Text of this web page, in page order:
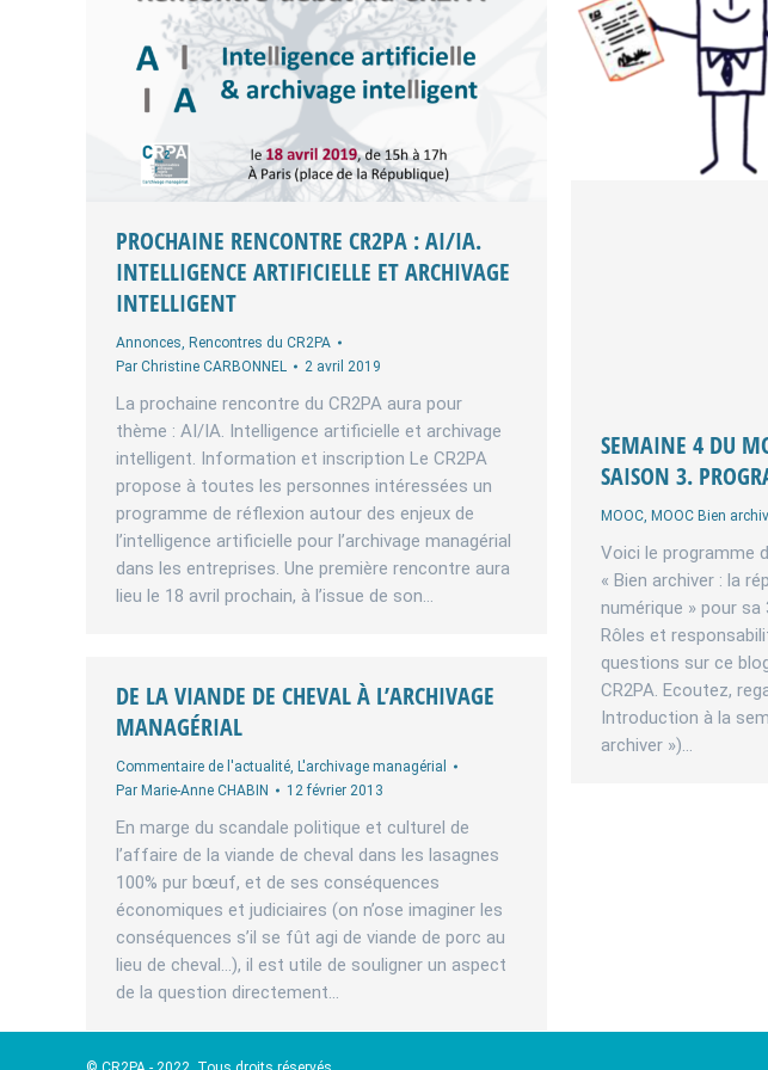
PROCHAINE RENCONTRE CR2PA : AI/IA.
INTELLIGENCE ARTIFICIELLE ET ARCHIVAGE
INTELLIGENT
Annonces, Rencontres du CR2PA
Par Christine CARBONNEL 2 avril 2019
La prochaine rencontre du CR2PA aura pour
thème : AI/IA. Intelligence artificielle et archivage
intelligent. Information et inscription Le CR2PA
propose à toutes les personnes intéressées un
programme de réflexion autour des enjeux de
l’intelligence artificielle pour l’archivage managérial
dans les entreprises. Une première rencontre aura
lieu le 18 avril prochain, à l’issue de son…
SEMAINE 4 DU
SAISON 3.
MOOC MOOC Bien
Voici le programme
« Bien archiver : la
numérique » pour sa
Rôles et
questions sur ce
CR2PA. Ecoutez,
Introduction à la
archiver »)…
DE LA VIANDE DE CHEVAL À L’ARCHIVAGE
MANAGÉRIAL
Commentaire de l'actualité, L'archivage managérial
Par Marie-Anne CHABIN 12 février 2013
En marge du scandale politique et culturel de
l’affaire de la viande de cheval dans les lasagnes
100% pur bœuf, et de ses conséquences
économiques et judiciaires (on n’ose imaginer les
conséquences s’il se fût agi de viande de porc au
lieu de cheval…), il est utile de souligner un aspect
de la question directement…